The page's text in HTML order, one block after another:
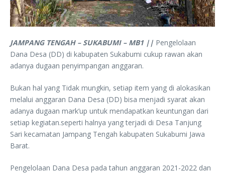
JAMPANG TENGAH – SUKABUMI – MB1 || Pengelolaan
Dana Desa (DD) di kabupaten Sukabumi cukup rawan akan
adanya dugaan penyimpangan anggaran.
Bukan hal yang Tidak mungkin, setiap item yang di alokasikan
melalui anggaran Dana Desa (DD) bisa menjadi syarat akan
adanya dugaan mark’up untuk mendapatkan keuntungan dari
setiap kegiatan.seperti halnya yang terjadi di Desa Tanjung
Sari kecamatan Jampang Tengah kabupaten Sukabumi Jawa
Barat.
Pengelolaan Dana Desa pada tahun anggaran 2021-2022 dan